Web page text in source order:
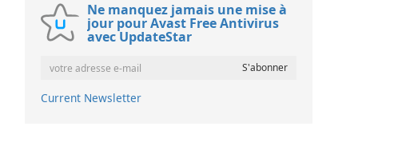
Ne manquez jamais une mise à
jour pour Avast Free Antivirus
avec UpdateStar
Current Newsletter